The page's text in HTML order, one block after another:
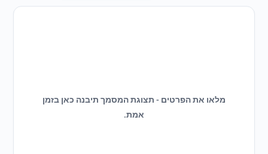
מלאו את הפרטים - תצוגת המסמך תיבנה כאן בזמן
אמת.